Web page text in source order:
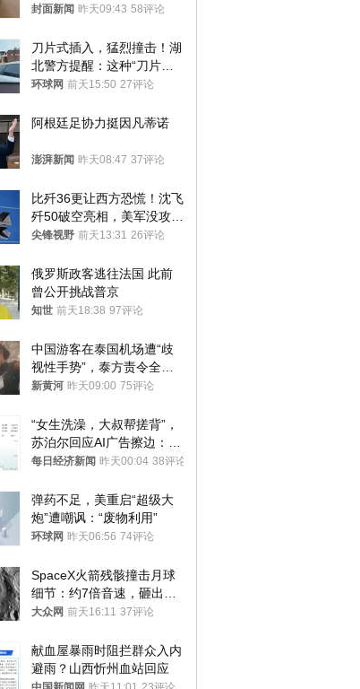
帖吐槽后酒店退还一半的
封面新闻 昨天09:43 58评论
刀片式插入，猛烈撞击！湖
北警方提醒：这种“刀片超
车”，太危险了
环球网 前天15:50 27评论
阿根廷足协力挺因凡蒂诺
澎湃新闻 昨天08:47 37评论
比歼36更让西方恐慌！沈飞
歼50破空亮相，美军没攻克
的技术被拿下
尖锋视野 前天13:31 26评论
俄罗斯政客逃往法国 此前
曾公开挑战普京
知世 前天18:38 97评论
中国游客在泰国机场遭“歧
视性手势”，泰方责令全面
调查，对责任人采取最严厉
新黄河 昨天09:00 75评论
“女生洗澡，大叔帮搓背”，
苏泊尔回应AI广告擦边：视
频全下架，已强化内容管理
每日经济新闻 昨天00:04 38评论
弹药不足，美重启“超级大
炮”遭嘲讽：“废物利用”
环球网 昨天06:56 74评论
SpaceX火箭残骸撞击月球
细节：约7倍音速，砸出直
径约30米撞击坑
大众网 前天16:11 37评论
献血屋暴雨时阻拦群众入内
避雨？山西忻州血站回应